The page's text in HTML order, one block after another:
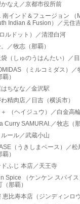
なえ／京都市役所前
南インド＆フュージョン （
Indian & Fusion）／元住
ルドット）／清澄白河
／牧志（那覇）
（しゅのうはんたい）／
（ミルコミダス）／
）
ちなな／金沢駅
精肉店／日吉（横浜市）
（ヘイジュウ）／白金高
Curry SAMURAI.／牧志（那
ール／武蔵小山
（うきしまベース）／松
）
ふじ 本店／天王寺
Spice （ケンケン スパイス
（那覇）
恵比寿本店（ジンディンロウ